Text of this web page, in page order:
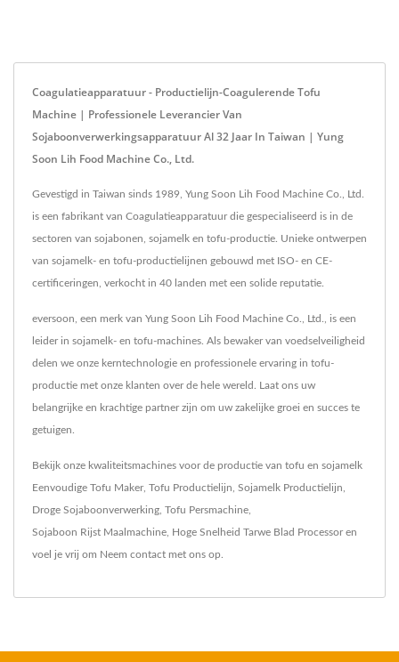
Coagulatieapparatuur - Productielijn-Coagulerende Tofu
Machine | Professionele Leverancier Van
Sojaboonverwerkingsapparatuur Al 32 Jaar In Taiwan | Yung
Soon Lih Food Machine Co., Ltd.
Gevestigd in Taiwan sinds 1989, Yung Soon Lih Food Machine Co., Ltd.
is een fabrikant van Coagulatieapparatuur die gespecialiseerd is in de
sectoren van sojabonen, sojamelk en tofu-productie. Unieke ontwerpen
van sojamelk- en tofu-productielijnen gebouwd met ISO- en CE-
certificeringen, verkocht in 40 landen met een solide reputatie.
eversoon, een merk van Yung Soon Lih Food Machine Co., Ltd., is een
leider in sojamelk- en tofu-machines. Als bewaker van voedselveiligheid
delen we onze kerntechnologie en professionele ervaring in tofu-
productie met onze klanten over de hele wereld. Laat ons uw
belangrijke en krachtige partner zijn om uw zakelijke groei en succes te
getuigen.
Bekijk onze kwaliteitsmachines voor de productie van tofu en sojamelk
Eenvoudige Tofu Maker, Tofu Productielijn Sojamelk Productielijn
Droge Sojaboonverwerking Tofu Persmachine
Sojaboon Rijst Maalmachine Hoge Snelheid Tarwe Blad Processoren
voel je vrij om Neem contact met ons op